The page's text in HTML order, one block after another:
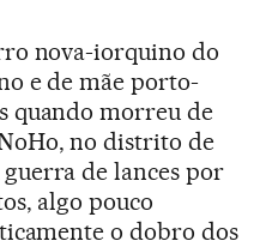
nova-iorquino do
e de mãe porto-
quando morreu de
no distrito de
de lances por
algo pouco
o dobro dos